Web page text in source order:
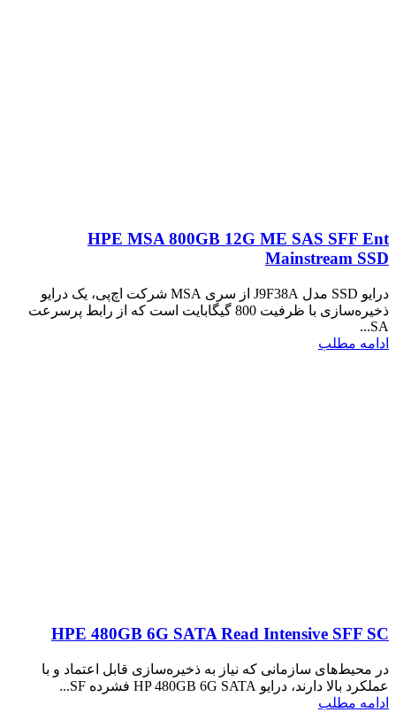
HPE MSA 800GB 12G ME SAS SFF Ent
Mainstream SSD
درایو SSD مدل J9F38A از سری MSA شرکت اچ‌پی، یک درایو
ذخیره‌سازی با ظرفیت 800 گیگابایت است که از رابط پرسرعت
SA...
ادامه مطلب
HPE 480GB 6G SATA Read Intensive SFF SC
در محیط‌های سازمانی که نیاز به ذخیره‌سازی قابل اعتماد و با
عملکرد بالا دارند، درایو HP 480GB 6G SATA فشرده SF...
ادامه مطلب